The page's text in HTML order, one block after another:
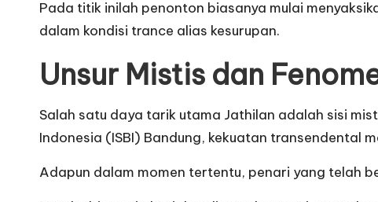
Pada titik inilah penonton biasanya mulai
dalam kondisi trance alias kesurupan.
Unsur Mistis dan
Salah satu daya tarik utama Jathilan adalah sisi
Indonesia (ISBI) Bandung, kekuatan transendental
Adapun dalam momen tertentu, penari yang telah